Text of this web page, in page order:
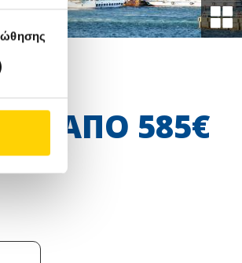
ΑΠΟ 585€